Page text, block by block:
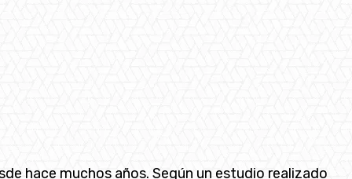
hace muchos años. Según un estudio realizado